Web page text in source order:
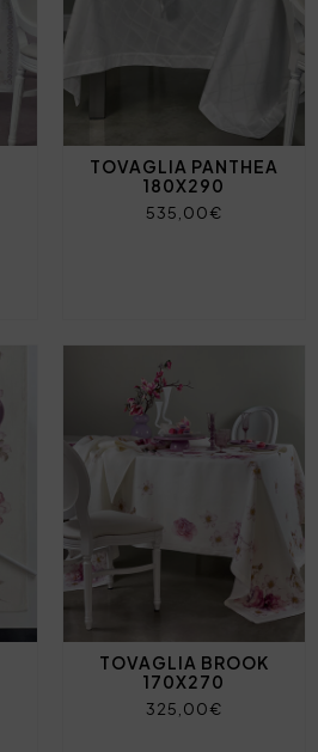
TOVAGLIA PANTHEA
180X290
535,00€
TOVAGLIA BROOK
170X270
325,00€